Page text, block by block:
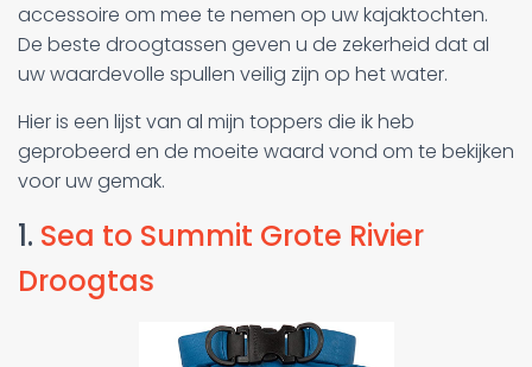
accessoire om mee te nemen op uw kajaktochten.
De beste droogtassen geven u de zekerheid dat al
uw waardevolle spullen veilig zijn op het water.
Hier is een lijst van al mijn toppers die ik heb
geprobeerd en de moeite waard vond om te bekijken
voor uw gemak.
1. Sea to Summit Grote Rivier
Droogtas